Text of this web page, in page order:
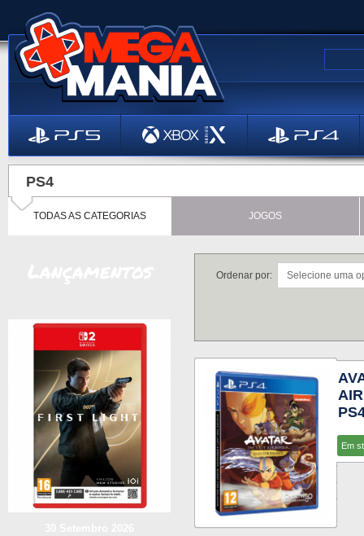
PS4
TODAS AS CATEGORIAS JOGOS
Ordenar por:
Em